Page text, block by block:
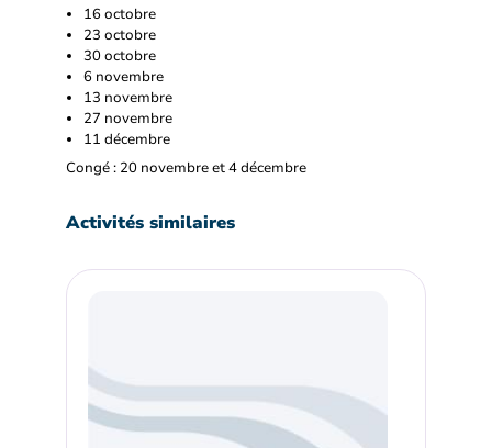
16 octobre
23 octobre
30 octobre
6 novembre
13 novembre
27 novembre
11 décembre
Congé : 20 novembre et 4 décembre
Activités similaires